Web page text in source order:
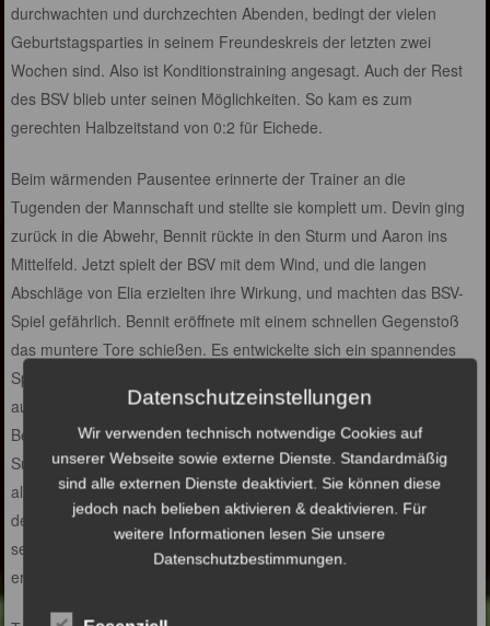
durchwachten und durchzechten Abenden, bedingt der vielen
Geburtstagsparties in seinem Freundeskreis der letzten zwei
Wochen sind. Also ist Konditionstraining angesagt. Auch der Rest
des BSV blieb unter seinen Möglichkeiten. So kam es zum
gerechten Halbzeitstand von 0:2 für Eichede.
Beim wärmenden Pausentee erinnerte der Trainer an die
Tugenden der Mannschaft und stellte sie komplett um. Devin ging
zurück in die Abwehr, Bennit rückte in den Sturm und Aaron ins
Mittelfeld. Jetzt spielt der BSV mit dem Wind, und die langen
Abschläge von Elia erzielten ihre Wirkung, und machten das BSV-
Spiel gefährlich. Bennit eröffnete mit einem schnellen Gegenstoß
das muntere Tore schießen. Es entwickelte sich ein spannendes
Spiel, bei dem Jesse mit einem schönen Schuß von links zum 2:2
ausglich. In der Folge gab es Torraumszenen auf beiden Seiten.
Bennit konnte noch dreimal knipsen, und Aaron auch – mit einem
Superschuß von links – seine solide Leistung krönen. Zur Freude
aller konnte Mathis einen Abpraller des Torhüters von Eichede mit
dem Knie versenken zum 7:5 Endstand. Am meisten war Mathis
selber überrascht, des eher seltenen Umstandes, ein Tor zu
erzielen. Klasse Mathis, weiter so !
Datenschutzeinstellungen
Wir verwenden technisch notwendige Cookies auf
unserer Webseite sowie externe Dienste. Standardmäßig
sind alle externen Dienste deaktiviert. Sie können diese
jedoch nach belieben aktivieren & deaktivieren. Für
weitere Informationen lesen Sie unsere
Datenschutzbestimmungen.